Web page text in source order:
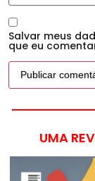
Salvar meus
que eu
UMA